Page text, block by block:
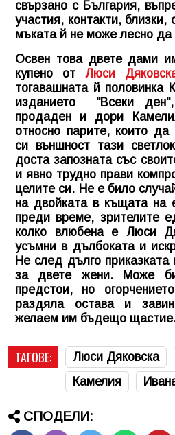
свързано с България,
участия, контакти,
мъката й не може лесно
Освен това двете дами
купено от Люси
тогавашната й половинка
изданието "Всеки
продаден и дори
относно парите, които
си външност тази
доста запозната със
и явно трудно прави
целите си. Не е било
на двойката в къщата на
преди време, зрителите
колко влюбена е Люси
усъмни в дълбоката и
Не след дълго
за двете жени. Може
предстои, но
раздяла остава и
желаем им бъдещо
ТАГОВЕ: Люси Дяковска
Камелия
СПОДЕЛИ: